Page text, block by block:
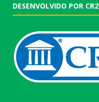
DESENVOLVIDO POR CR2